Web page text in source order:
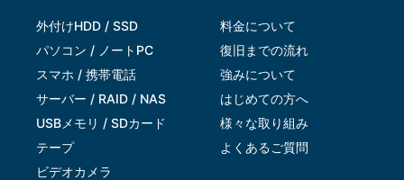
外付けHDD / SSD
パソコン / ノートPC
スマホ / 携帯電話
サーバー / RAID / NAS
USBメモリ / SDカード
テープ
ビデオカメラ
料金について
復旧までの流れ
強みについて
はじめての方へ
様々な取り組み
よくあるご質問